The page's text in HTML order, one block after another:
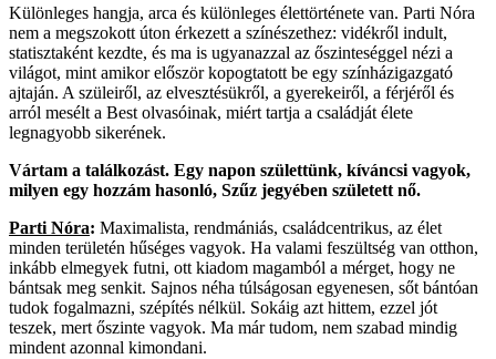
Különleges hangja, arca és különleges élettörténete van. Parti Nóra
nem a megszokott úton érkezett a színészethez: vidékről indult,
statisztaként kezdte, és ma is ugyanazzal az őszinteséggel nézi a
világot, mint amikor először kopogtatott be egy színházigazgató
ajtaján. A szüleiről, az elvesztésükről, a gyerekeiről, a férjéről és
arról mesélt a Best olvasóinak, miért tartja a családját élete
legnagyobb sikerének.
Vártam a találkozást. Egy napon születtünk, kíváncsi vagyok,
milyen egy hozzám hasonló, Szűz jegyében született nő.
Parti Nóra: Maximalista, rendmániás, családcentrikus, az élet
minden területén hűséges vagyok. Ha valami feszültség van otthon,
inkább elmegyek futni, ott kiadom magamból a mérget, hogy ne
bántsak meg senkit. Sajnos néha túlságosan egyenesen, sőt bántóan
tudok fogalmazni, szépítés nélkül. Sokáig azt hittem, ezzel jót
teszek, mert őszinte vagyok. Ma már tudom, nem szabad mindig
mindent azonnal kimondani.